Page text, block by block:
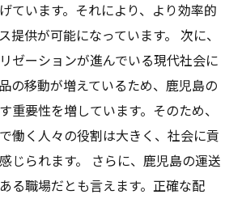
ています。それにより、より効率的
提供が可能になっています。 次に、
ゼーションが進んでいる現代社会に
の移動が増えているため、鹿児島の
重要性を増しています。そのため、
働く人々の役割は大きく、社会に貢
じられます。 さらに、鹿児島の運送
る職場だとも言えます。正確な配